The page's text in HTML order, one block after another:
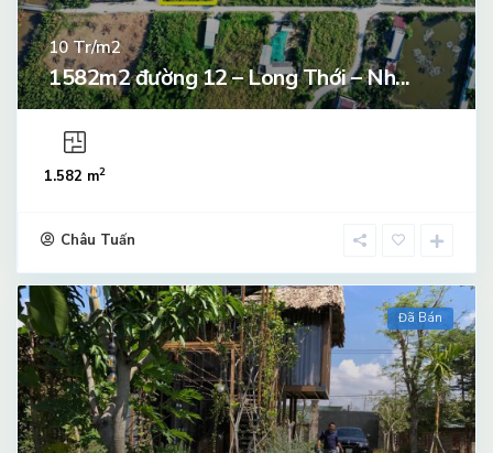
10 Tr/m2
1582m2 đường 12 – Long Thới – Nh...
1.582 m2
Châu Tuấn
Đã Bán